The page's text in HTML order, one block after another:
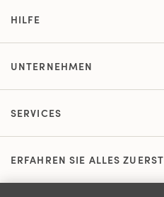
HILFE
UNTERNEHMEN
SERVICES
ERFAHREN SIE ALLES ZUERST